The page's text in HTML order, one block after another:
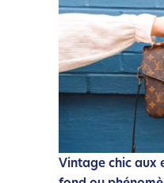
Vintage chic aux